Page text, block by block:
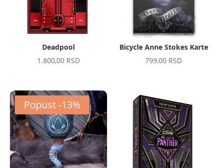
Deadpool
1.800,00 RSD
Bicycle Anne Stokes Karte
799,00 RSD
Popust -13%